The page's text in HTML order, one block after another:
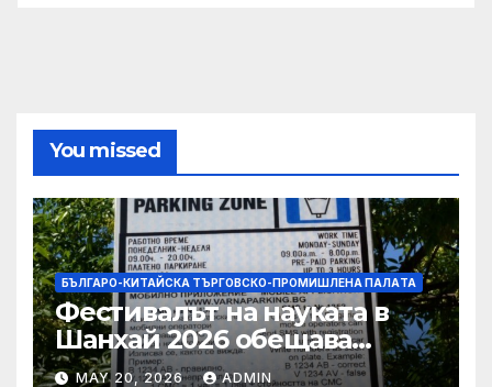
You missed
БЪЛГАРО-КИТАЙСКА ТЪРГОВСКО-ПРОМИШЛЕНА ПАЛAТА
Фестивалът на науката в
Шанхай 2026 обещава
вълнуващи научно-
MAY 20, 2026 ADMIN